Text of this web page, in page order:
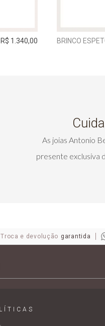
R$ 1.340,00 BRINCO
As joias Antonio
presente exclusiva
Troca e devolução garantida